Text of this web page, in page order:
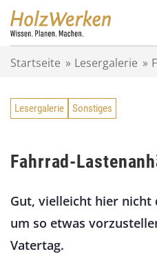
Startseite » Lesergalerie »
Lesergalerie Sonstiges
Fahrrad-
Gut, vielleicht hier
um so etwas
Vatertag.